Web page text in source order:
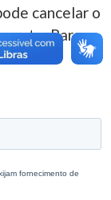
cancelar o
Para